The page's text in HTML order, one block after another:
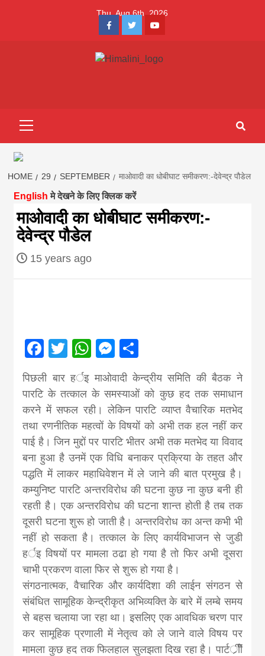
Thu. Aug 6th, 2026
FacebookTwitterYoutube
hindi
||madhesh
first hindi
magazine of
news in hindi
from
news,
khabar
HOME 29 SEPTEMBER माओवादी का धोबीघाट समीकरण:-देवेन्द्र पौडेल
English मे देखने के लिए क्लिक करें
माओवादी का धोबीघाट समीकरण:-
देवेन्द्र पौडेल
15 years ago
Facebook
TwitterWhatsApp
Messenger
पिछली बार हर्इ माओवादी केन्द्रीय समिति की बैठक ने
पारटि के तत्काल के समस्याओं को कुछ हद तक समाधान
करने में सफल रही। लेकिन पारटि व्याप्त वैचारिक मतभेद
तथा रणनीतिक महत्वों के विषयों को अभी तक हल नहीं कर
पाई है। जिन मुद्दों पर पारटि भीतर अभी तक मतभेद या विवाद
बना हुआ है उनमें एक विधि बनाकर प्रक्रिया के तहत और
पद्धति में लाकर महाधिवेशन में ले जाने की बात प्रमुख है।
कम्युनिष्ट पारटि अन्तरविरोध की घटना कुछ ना कुछ बनी ही
रहती है। एक अन्तरविरोध की घटना शान्त होती है तब तक
दूसरी घटना शुरू हो जाती है। अन्तरविरोध का अन्त कभी भी
नहीं हो सकता है। तत्काल के लिए कार्यविभाजन से जुडी
हर्इ विषयों पर मामला ठढा हो गया है तो फिर अभी दूसरा
चाभी प्रकरण वाला फिर से शुरू हो गया है।
संगठनात्मक, वैचारिक और कार्यदिशा की लाईन संगठन से
संबंधित सामूहिक केन्द्रीकृत अभिव्यक्ति के बारे में लम्बे समय
से बहस चलाया जा रहा था। इसलिए एक आवधिक चरण पार
कर सामूहिक प्रणाली में नेतृत्व को ले जाने वाले विषय पर
मामला कुछ हद तक फिलहाल सुलझता दिख रहा है। पार्टर्ीीें